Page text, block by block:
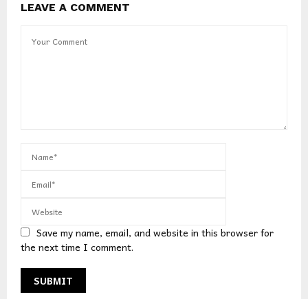
LEAVE A COMMENT
Save my name, email, and website in this browser for
the next time I comment.